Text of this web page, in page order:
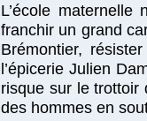
L’école
franchir un grand
Brémontier,
l’épicerie Julien
risque sur le trottoir
des hommes en